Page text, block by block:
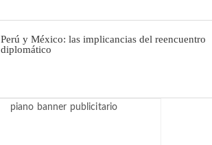
Perú y México: las implicancias del reencuentro
diplomático